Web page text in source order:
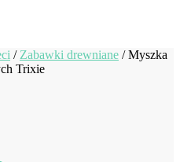
/ Zabawki drewniane /Myszka
Trixie